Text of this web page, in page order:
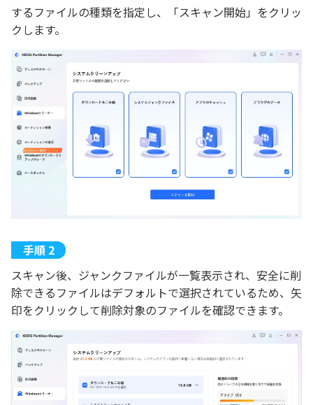
するファイルの種類を指定し、「スキャン開始」をクリッ
クします。
スキャン後、ジャンクファイルが一覧表示され、安全に削
除できるファイルはデフォルトで選択されているため、矢
印をクリックして削除対象のファイルを確認できます。